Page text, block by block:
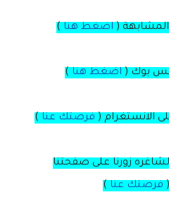
( اضغط هنا )
بوك ( اضغط هنا )
الانستغرام ( فرصتك عنا )
زورنا على صفحتنا
فرصتك عنا )